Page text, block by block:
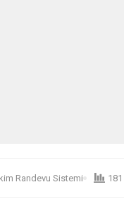
Randevu Sistemi 181